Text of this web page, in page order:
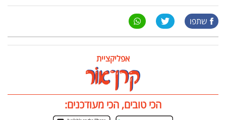
שתפו
אפליקציית
הכי טובים, הכי מעודכנים: